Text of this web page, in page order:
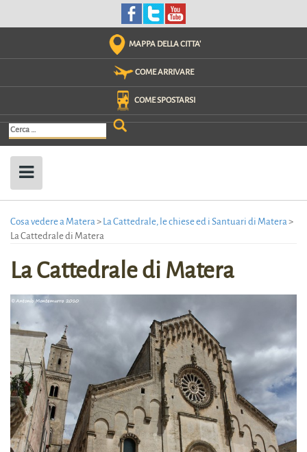
MAPPA DELLA CITTA'
COME ARRIVARE
COME SPOSTARSI
Ricerca
per:
Cosa vedere a Matera> La Cattedrale, le chiese ed i Santuari di Matera>
La Cattedrale di Matera
La Cattedrale di Matera